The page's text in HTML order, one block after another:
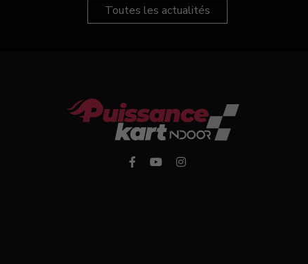
Toutes les actualités